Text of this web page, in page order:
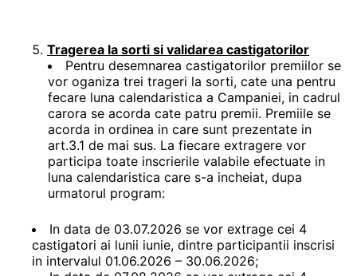
Tragerea la sorti si validarea castigatorilor
Pentru desemnarea castigatorilor premiilor se
vor oganiza trei trageri la sorti, cate una pentru
fecare luna calendaristica a Campaniei, in cadrul
carora se acorda cate patru premii. Premiile se
acorda in ordinea in care sunt prezentate in
art.3.1 de mai sus. La fiecare extragere vor
participa toate inscrierile valabile efectuate in
luna calendaristica care s-a incheiat, dupa
urmatorul program:
In data de 03.07.2026 se vor extrage cei 4
castigatori ai lunii iunie, dintre participantii inscrisi
in intervalul 01.06.2026 – 30.06.2026;